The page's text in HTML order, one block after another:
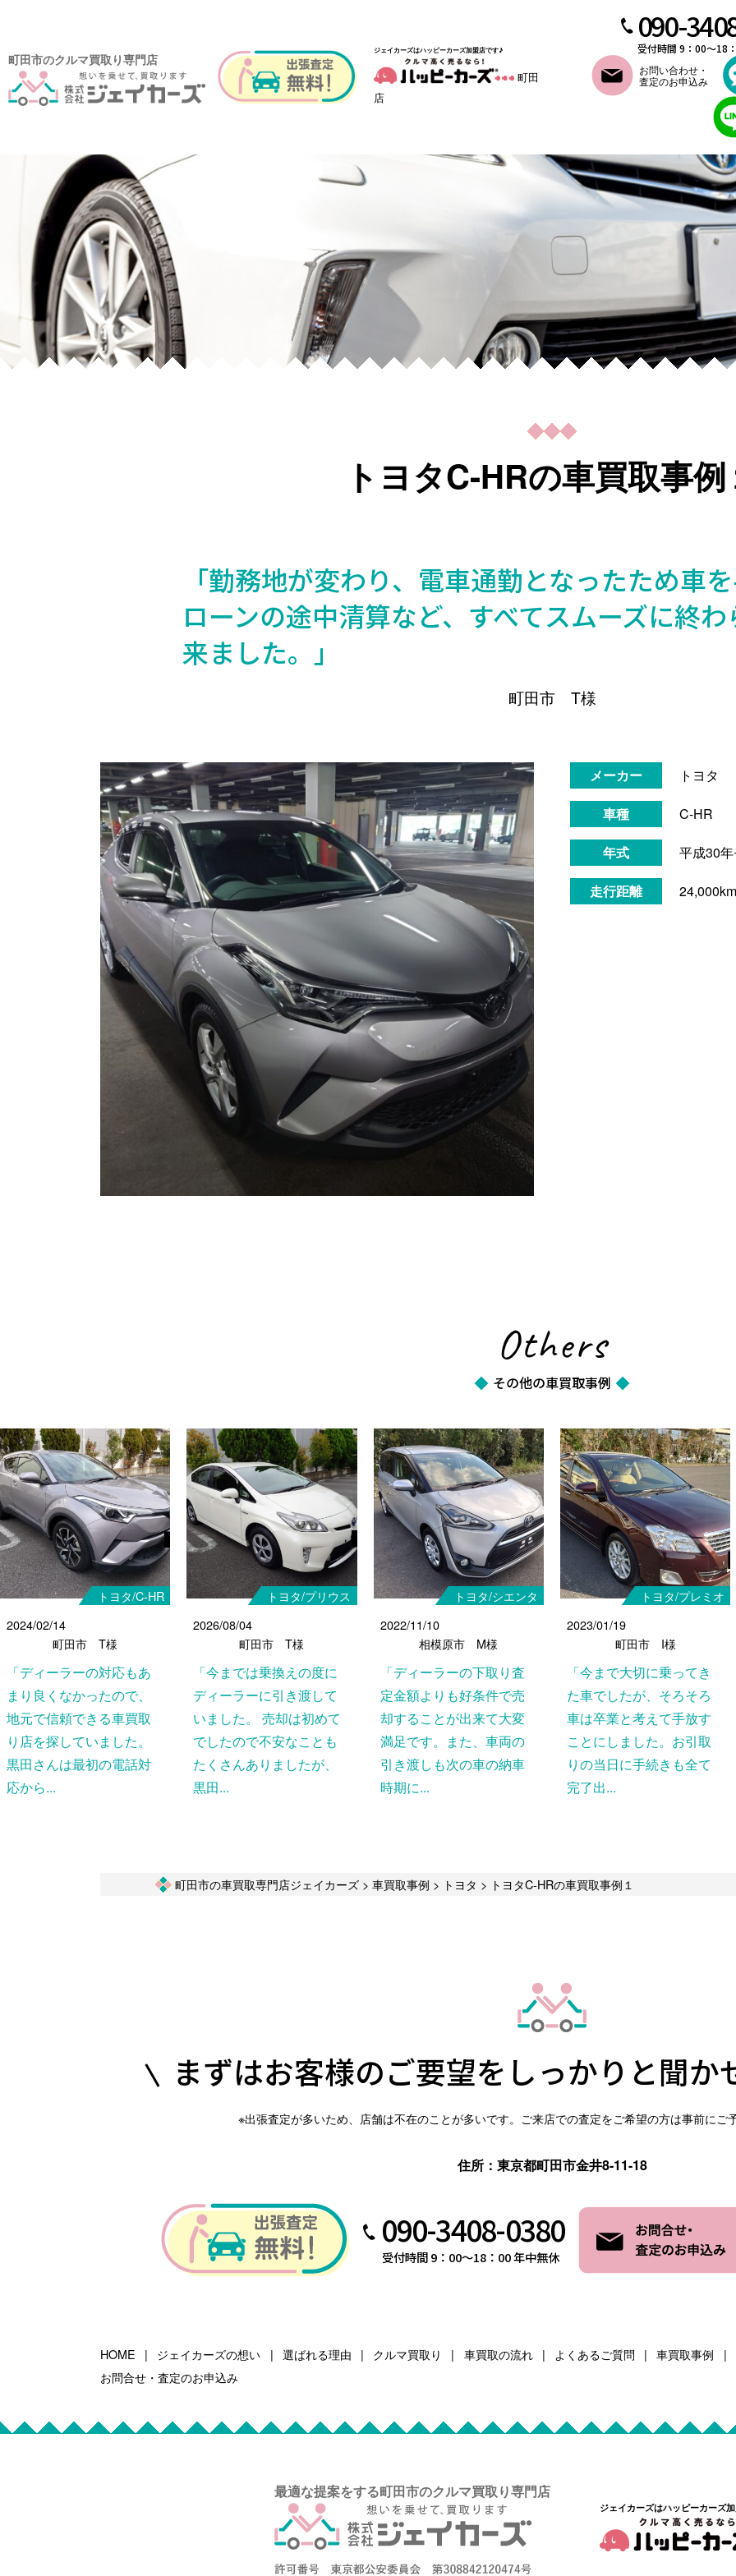
町田市のクルマ買取り専門店
ジェイカーズはハッピーカーズ加盟店です♪
町田
店
090-
受付時間 9：00～18
お問い合わせ・
査定のお申込み
トヨタC-HRの車買取事例
「勤務地が変わり、電車通勤となったため車を
ローンの途中清算など、すべてスムーズに終
来ました。」
町田市 T様
メーカー トヨタ
車種 C-HR
年式 平成30
走行距離 24,000km
Others
その他の車買取事例
トヨタ/C-HR
2024/02/14
町田市 T様
「ディーラーの対応もあ
まり良くなかったので、
地元で信頼できる車買取
り店を探していました。
黒田さんは最初の電話対
応から...
トヨタ/プリウス
2026/08/04
町田市 T様
「今までは乗換えの度に
ディーラーに引き渡して
いました。 売却は初めて
でしたので不安なことも
たくさんありましたが、
黒田...
トヨタ/シエンタ
2022/11/10
相模原市 M様
「ディーラーの下取り査
定金額よりも好条件で売
却することが出来て大変
満足です。また、車両の
引き渡しも次の車の納車
時期に...
トヨタ/プレミオ
2023/01/19
町田市 I様
「今まで大切に乗ってき
た車でしたが、そろそろ
車は卒業と考えて手放す
ことにしました。お引取
りの当日に手続きも全て
完了出...
町田市の車買取専門店ジェイカーズ > 車買取事例 > トヨタ > トヨタC-HRの車買取事例１
まずはお客様のご要望を しっかりと聞か
※出張査定が多いため、店舗は不在のことが多いです。ご来店での査定をご希望の方は事前にご
住所：東京都町田市金井8-11-18
090-3408-0380
受付時間 9：00～18：00 年中無休
HOME ジェイカーズの想い 選ばれる理由 クルマ買取り 車買取の流れ よくあるご質問 車買取事例
お問合せ・査定のお申込み
最適な提案をする町田市のクルマ買取り専門店
ジェイカーズはハッピーカーズ